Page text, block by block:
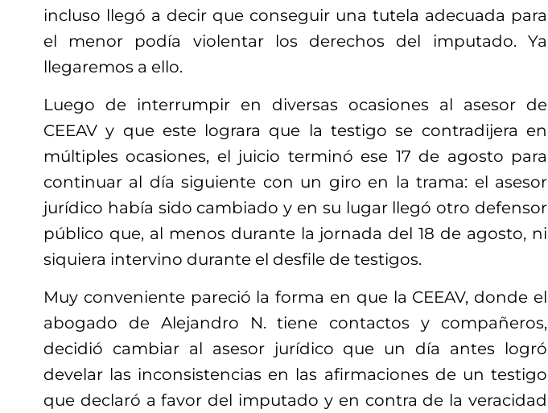
incluso llegó a decir que conseguir una tutela adecuada para
el menor podía violentar los derechos del imputado. Ya
llegaremos a ello.
Luego de interrumpir en diversas ocasiones al asesor de
CEEAV y que este lograra que la testigo se contradijera en
múltiples ocasiones, el juicio terminó ese 17 de agosto para
continuar al día siguiente con un giro en la trama: el asesor
jurídico había sido cambiado y en su lugar llegó otro defensor
público que, al menos durante la jornada del 18 de agosto, ni
siquiera intervino durante el desfile de testigos.
Muy conveniente pareció la forma en que la CEEAV, donde el
abogado de Alejandro N. tiene contactos y compañeros,
decidió cambiar al asesor jurídico que un día antes logró
develar las inconsistencias en las afirmaciones de un testigo
que declaró a favor del imputado y en contra de la veracidad